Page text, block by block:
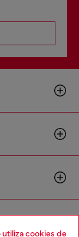
utiliza cookies de